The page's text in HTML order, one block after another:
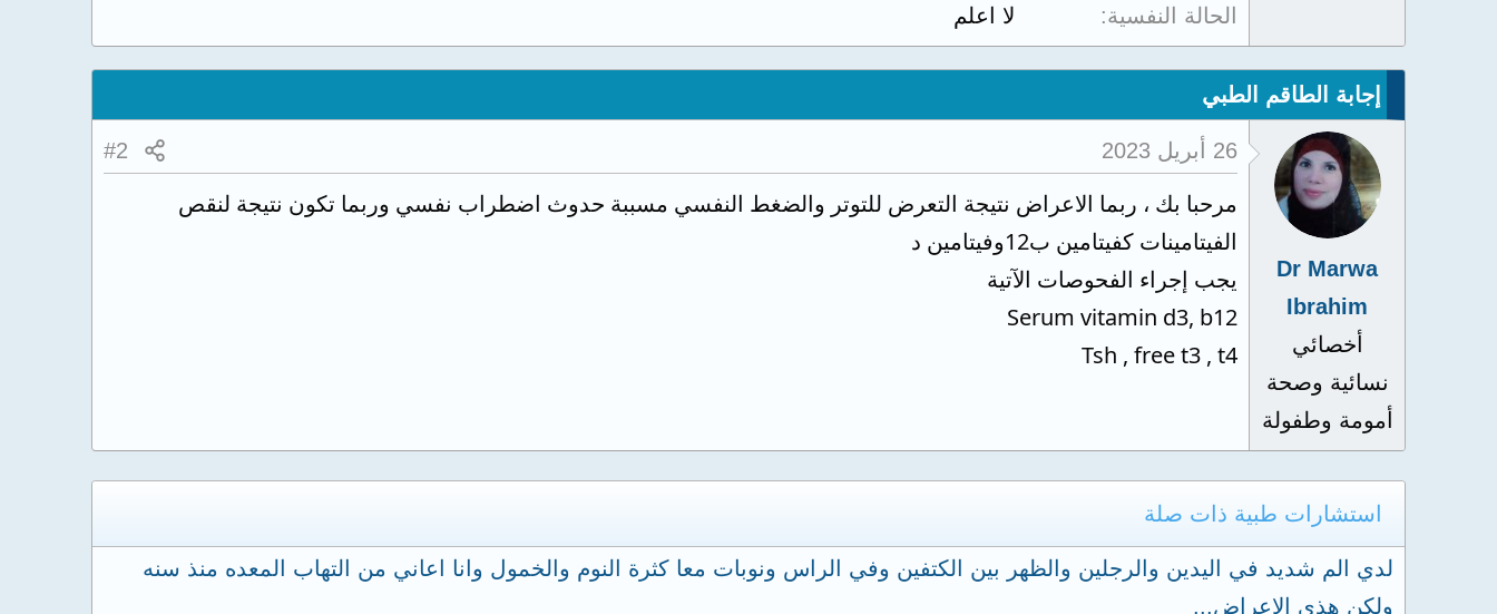
الحالة النفسية
لا اعلم
إجابة الطاقم الطبي
Dr Marwa
Ibrahim
أخصائي
نسائية وصحة
أمومة وطفولة
26 أبريل 2023 #2
مرحبا بك ، ربما الاعراض نتيجة التعرض للتوتر والضغط النفسي مسببة حدوث اضطراب نفسي وربما تكون نتيجة لنقص
الفيتامينات كفيتامين ب12وفيتامين د
يجب إجراء الفحوصات الآتية
Serum vitamin d3, b12
Tsh , free t3 , t4
استشارات طبية ذات صلة
لدي الم شديد في اليدين والرجلين والظهر بين الكتفين وفي الراس ونوبات معا كثرة النوم والخمول وانا اعاني من التهاب المعده منذ سنه
ولكن هذي الاعراض...